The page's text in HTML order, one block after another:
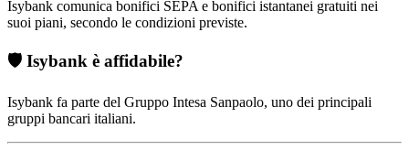
Isybank comunica bonifici SEPA e bonifici istantanei gratuiti nei
suoi piani, secondo le condizioni previste.
🛡️ Isybank è affidabile?
Isybank fa parte del Gruppo Intesa Sanpaolo, uno dei principali
gruppi bancari italiani.